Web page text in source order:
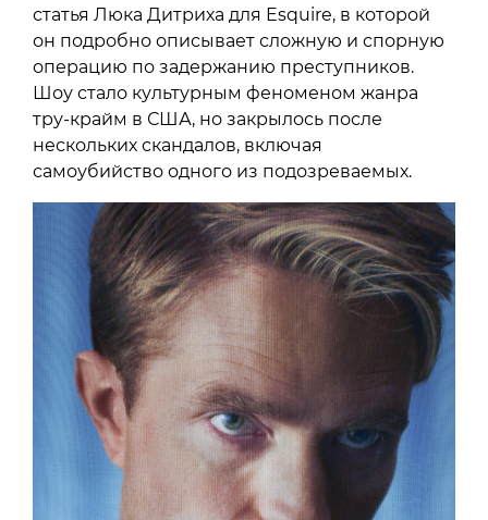
статья Люка Дитриха для Esquire, в которой
он подробно описывает сложную и спорную
операцию по задержанию преступников.
Шоу стало культурным феноменом жанра
тру-крайм в США, но закрылось после
нескольких скандалов, включая
самоубийство одного из подозреваемых.